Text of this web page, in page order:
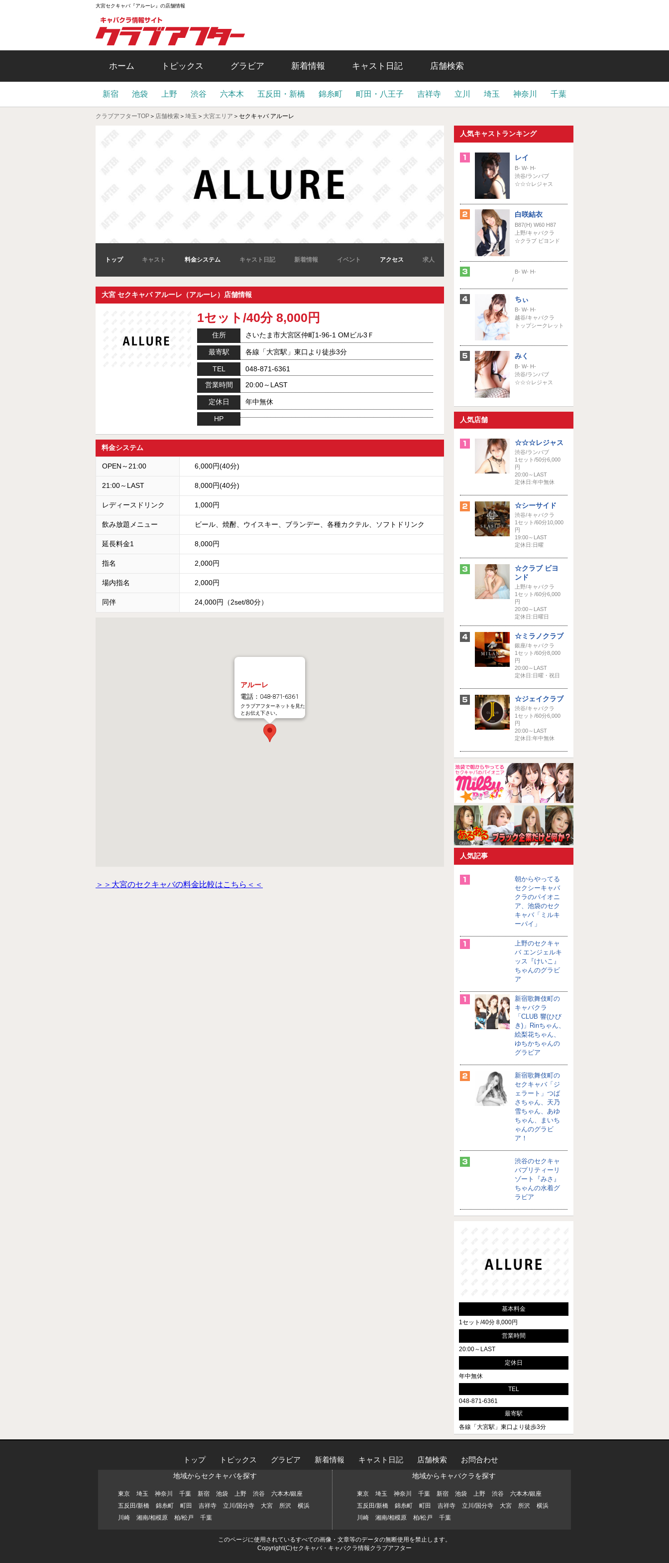
大宮セクキャバ『アルーレ』の店舗情報
ホーム トピックス グラビア 新着情報 キャスト日記 店舗検索
新宿 池袋 上野 渋谷 六本木 五反田・新橋 錦糸町 町田・八王子 吉祥寺 立川 埼玉 神奈川 千葉
クラブアフターTOP ＞ 店舗検索 ＞ 埼玉 ＞ 大宮エリア ＞ セクキャバ アルーレ
トップ キャスト 料金システム キャスト日記 新着情報 イベント アクセス 求人
大宮 セクキャバ アルーレ（アルーレ）店舗情報
1セット/40分 8,000円
住所 さいたま市大宮区仲町1-96-1 OMビル3Ｆ
最寄駅 各線「大宮駅」東口より徒歩3分
TEL
048-871-6361
営業時間
20:00～LAST
定休日 年中無休
HP
料金システム
OPEN～21:00 6,000円(40分)
21:00～LAST 8,000円(40分)
レディースドリンク 1,000円
飲み放題メニュー ビール、焼酎、ウイスキー、ブランデー、各種カクテル、ソフトドリンク
延長料金1 8,000円
指名 2,000円
場内指名 2,000円
同伴 24,000円（2set/80分）
アルーレ
電話：048-871-6361
クラブアフターネットを見た
とお伝え下さい。
＞＞大宮のセクキャバの料金比較はこちら＜＜
人気キャストランキング
レイ
B- W- H-
渋谷/ランパブ
☆☆☆レジャス
白咲結衣
B87(H) W60 H87
上野/キャバクラ
☆クラブ ビヨンド
B- W- H-
/
ちぃ
B- W- H-
越谷/キャバクラ
トップシークレット
みく
B- W- H-
渋谷/ランパブ
☆☆☆レジャス
人気店舗
☆☆☆レジャス
渋谷/ランパブ
1セット/50分6,000
円
20:00～LAST
定休日:年中無休
☆シーサイド
渋谷/キャバクラ
1セット/60分10,000
円
19:00～LAST
定休日:日曜
☆クラブ ビヨ
ンド
上野/キャバクラ
1セット/60分6,000
円
20:00～LAST
定休日:日曜日
☆ミラノクラブ
銀座/キャバクラ
1セット/60分8,000
円
20:00～LAST
定休日:日曜・祝日
☆ジェイクラブ
渋谷/キャバクラ
1セット/60分6,000
円
20:00～LAST
定休日:年中無休
人気記事
朝からやってる
セクシーキャバ
クラのパイオニ
ア、池袋のセク
キャバ「ミルキ
ーパイ」
上野のセクキャ
バ エンジェルキ
ッス『けいこ』
ちゃんのグラビ
ア
新宿歌舞伎町の
キャバクラ
「CLUB 響(ひび
き)」Rinちゃん、
絵梨花ちゃん、
ゆちかちゃんの
グラビア
新宿歌舞伎町の
セクキャバ「ジ
ェラート」つば
さちゃん、天乃
雪ちゃん、あゆ
ちゃん、まいち
ゃんのグラビ
ア！
渋谷のセクキャ
バプリティーリ
ゾート『みさ』
ちゃんの水着グ
ラビア
基本料金
1セット/40分 8,000円
営業時間
20:00～LAST
定休日
年中無休
TEL
048-871-6361
最寄駅
各線「大宮駅」東口より徒歩3分
トップ トピックス グラビア 新着情報 キャスト日記 店舗検索 お問合わせ
地域からセクキャバを探す
東京 埼玉 神奈川 千葉 新宿 池袋 上野 渋谷
六本木/銀座
五反田/新橋
錦糸町 町田 吉祥寺 立川/国分寺 大宮 所沢
横浜
川崎
湘南/相模原 柏/松戸 千葉
地域からキャバクラを探す
東京 埼玉 神奈川 千葉 新宿 池袋 上野 渋谷
六本木/銀座
五反田/新橋
錦糸町 町田 吉祥寺 立川/国分寺 大宮 所沢
横浜
川崎
湘南/相模原 柏/松戸 千葉
このページに使用されているすべての画像・文章等のデータの無断使用を禁止します。
Copyright(C)セクキャバ・キャバクラ情報クラブアフター